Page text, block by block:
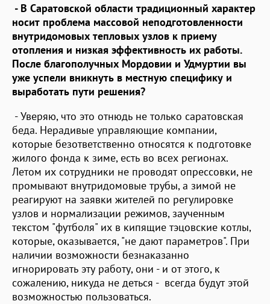
- В Саратовской области традиционный характер
носит проблема массовой неподготовленности
внутридомовых тепловых узлов к приему
отопления и низкая эффективность их работы.
После благополучных Мордовии и Удмуртии вы
уже успели вникнуть в местную специфику и
выработать пути решения?
- Уверяю, что это отнюдь не только саратовская
беда. Нерадивые управляющие компании,
которые безответственно относятся к подготовке
жилого фонда к зиме, есть во всех регионах.
Летом их сотрудники не проводят опрессовки, не
промывают внутридомовые трубы, а зимой не
реагируют на заявки жителей по регулировке
узлов и нормализации режимов, заученным
текстом "футболя" их в кипящие тэцовские котлы,
которые, оказывается, "не дают параметров". При
наличии возможности безнаказанно
игнорировать эту работу, они - и от этого, к
сожалению, никуда не деться - всегда будут этой
возможностью пользоваться.